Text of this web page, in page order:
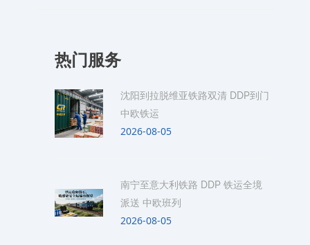
热门服务
沈阳到拉脱维亚铁路双清 DDP到门
中欧铁运
2026-08-05
南宁至意大利铁路 DDP 铁运全境
派送 中欧班列
2026-08-05